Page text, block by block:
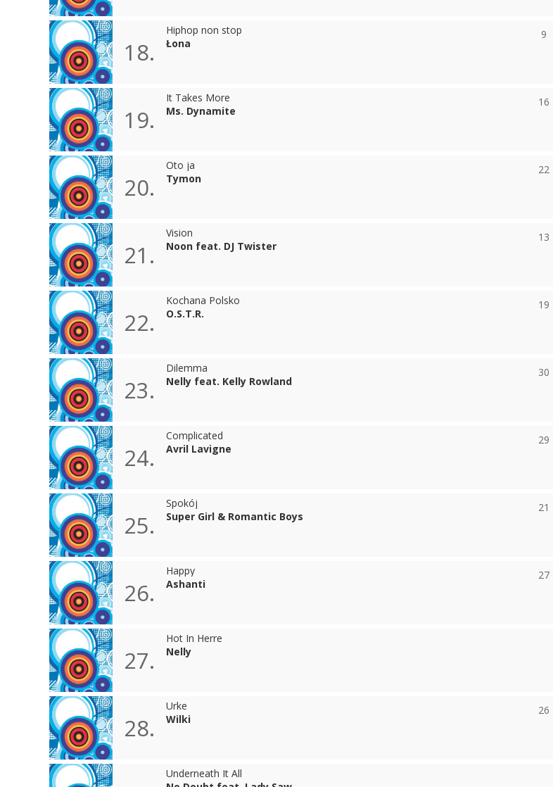
9
18.
Hiphop non stop
Łona
16
19.
It Takes More
Ms. Dynamite
22
20.
Oto ja
Tymon
13
21.
Vision
Noon feat. DJ Twister
19
22.
Kochana Polsko
O.S.T.R.
30
23.
Dilemma
Nelly feat. Kelly Rowland
29
24.
Complicated
Avril Lavigne
21
25.
Spokój
Super Girl & Romantic Boys
27
26.
Happy
Ashanti
27.
Hot In Herre
Nelly
26
28.
Urke
Wilki
Underneath It All